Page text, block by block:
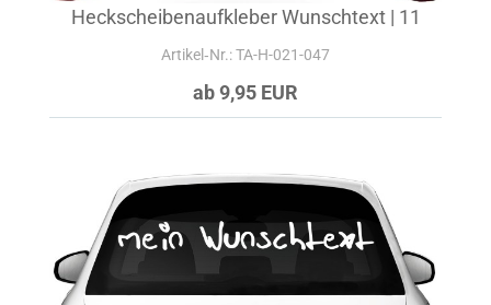
Heckscheibenaufkleber Wunschtext | 11
Artikel‑Nr.: TA-H-021-047
ab 9,95 EUR